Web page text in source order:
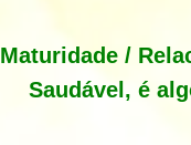
Maturidade /
Saudável, é